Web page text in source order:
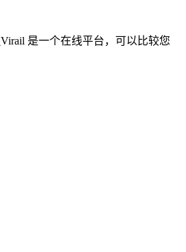
Virail 是一个在线平台，可以比较您